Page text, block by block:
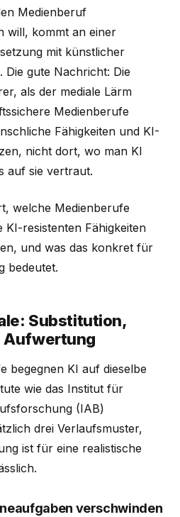
Medienberuf
will, kommt an einer
mit künstlicher
Die gute Nachricht: Die
als der mediale Lärm
Medienberufe
Fähigkeiten und KI-
nicht dort, wo man KI
auf sie vertraut.
welche Medienberufe
resistenten Fähigkeiten
und was das konkret für
bedeutet.
Substitution,
Aufwertung
begegnen KI auf dieselbe
wie das Institut für
(IAB)
drei Verlaufsmuster,
ist für eine realistische
verschwinden